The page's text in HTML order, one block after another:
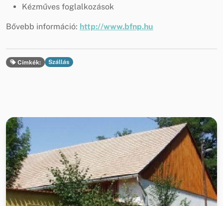
Kézműves foglalkozások
Bővebb információ: http://www.bfnp.hu
Címkék: Szállás